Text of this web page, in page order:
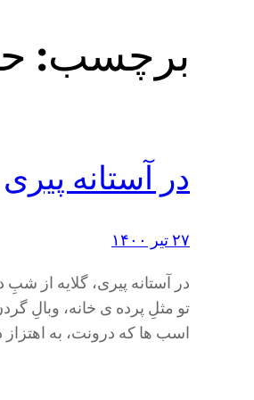
برچسب:
در آستانه پیری
۲۷ تیر ۱۴۰۰
در آستانه پیری، گلایه از
تو مثلِ پرده ی خانه، وبالِ
اسب ها که درونت، به